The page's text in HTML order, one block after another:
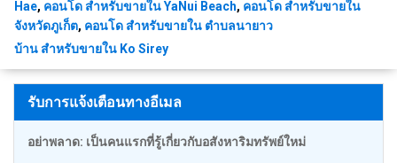
Hae, คอนโด สำหรับขายใน YaNui Beach, คอนโด สำหรับขายใน
จังหวัดภูเก็ต, คอนโด สำหรับขายใน ตำบลนายาว
บ้าน สำหรับขายใน Ko Sirey
รับการแจ้งเตือนทางอีเมล
อย่าพลาด: เป็นคนแรกที่รู้เกี่ยวกับอสังหาริมทรัพย์ใหม่